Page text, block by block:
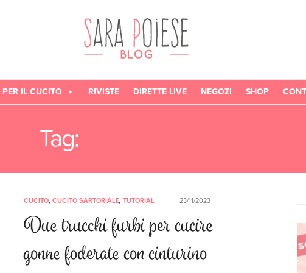
IL CUCITO RIVISTE DIRETTE LIVE NEGOZI SHOP
Tag:
CUCITO, CUCITO SARTORIALE, TUTORIAL 23/11/2023
Due trucchi furbi per cucire
gonne foderate con cinturino